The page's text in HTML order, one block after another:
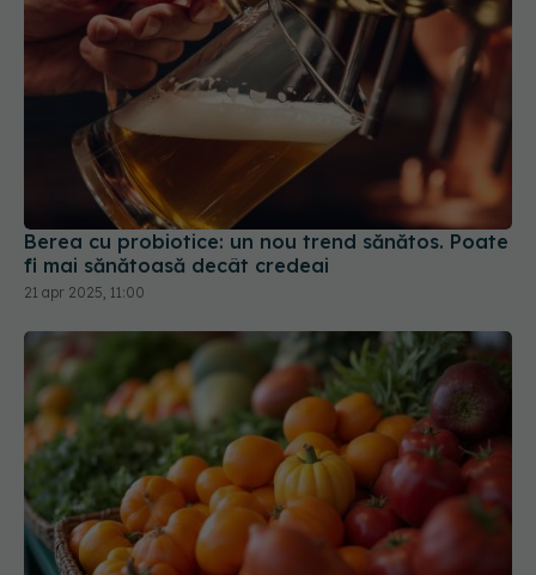
Berea cu probiotice: un nou trend sănătos. Poate
fi mai sănătoasă decât credeai
21 apr 2025, 11:00
Ce înseamnă, de fapt, "bio"? Detaliul nespus
despre stilul de viață eco. Degeaba dacă tot